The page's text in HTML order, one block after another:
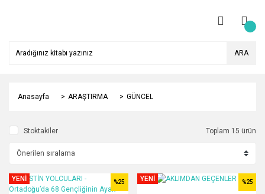
ARA
Anasayfa ARAŞTIRMA GÜNCEL
Stoktakiler Toplam 15 ürün
YENİ %25 YENİ %25